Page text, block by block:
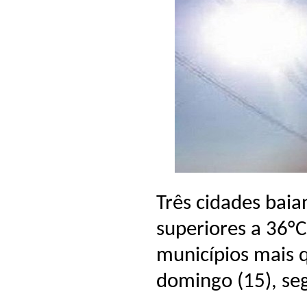
Três cidades
superiores a
municípios mais
domingo (15),